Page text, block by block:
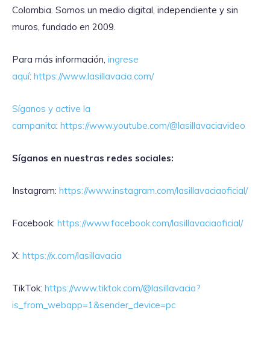
Colombia. Somos un medio digital, independiente y sin
muros, fundado en 2009.
Para más información, ingrese
aquí: https://www.lasillavacia.com/
Síganos y active la
campanita: https://www.youtube.com/@lasillavaciavideo
Síganos en nuestras redes sociales:
Instagram: https://www.instagram.com/lasillavaciaoficial/
Facebook: https://www.facebook.com/lasillavaciaoficial/
X: https://x.com/lasillavacia
TikTok: https://www.tiktok.com/@lasillavacia?
is_from_webapp=1&sender_device=pc